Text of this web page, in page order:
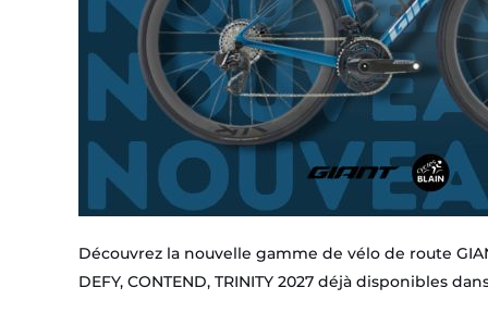
Découvrez la nouvelle gamme de vélo de route
DEFY, CONTEND, TRINITY 2027 déjà disponibles